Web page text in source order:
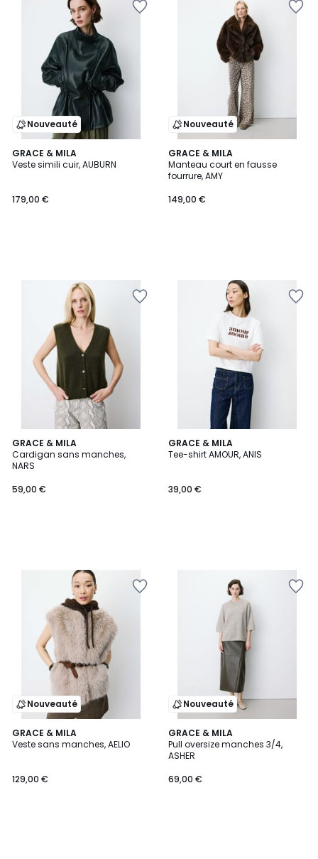
Nouveauté
GRACE & MILA
Veste simili cuir, AUBURN
179,00 €
Nouveauté
GRACE & MILA
Manteau court en fausse
fourrure, AMY
149,00 €
GRACE & MILA
Cardigan sans manches,
NARS
59,00 €
GRACE & MILA
Tee-shirt AMOUR, ANIS
39,00 €
Nouveauté
GRACE & MILA
Veste sans manches, AELIO
129,00 €
Nouveauté
GRACE & MILA
Pull oversize manches 3/4,
ASHER
69,00 €